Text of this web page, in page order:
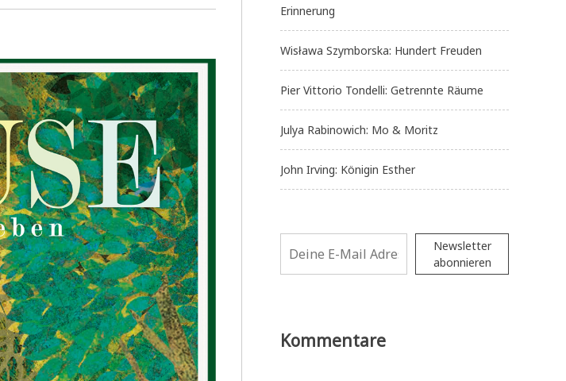
Erinnerung
Wisława Szymborska: Hundert Freuden
Pier Vittorio Tondelli: Getrennte Räume
Julya Rabinowich: Mo & Moritz
John Irving: Königin Esther
Newsletter
abonnieren
Kommentare